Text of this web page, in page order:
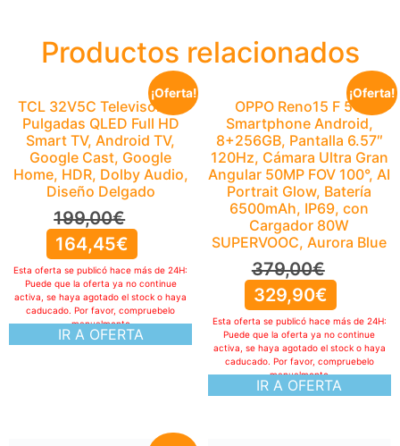
Productos relacionados
¡Oferta!
TCL 32V5C Televisor 32
Pulgadas QLED Full HD
Smart TV, Android TV,
Google Cast, Google
Home, HDR, Dolby Audio,
Diseño Delgado
199,00€
164,45€
IR A OFERTA
Esta oferta se publicó hace más de 24H:
Puede que la oferta ya no continue
activa, se haya agotado el stock o haya
caducado. Por favor, compruebelo
manualmente
¡Oferta!
OPPO Reno15 F 5G
Smartphone Android,
8+256GB, Pantalla 6.57″
120Hz, Cámara Ultra Gran
Angular 50MP FOV 100°, AI
Portrait Glow, Batería
6500mAh, IP69, con
Cargador 80W
SUPERVOOC, Aurora Blue
379,00€
329,90€
IR A OFERTA
Esta oferta se publicó hace más de 24H:
Puede que la oferta ya no continue
activa, se haya agotado el stock o haya
caducado. Por favor, compruebelo
manualmente